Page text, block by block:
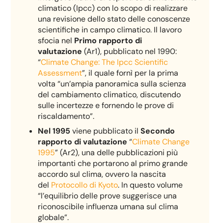
climatico (Ipcc) con lo scopo di realizzare
una revisione dello stato delle conoscenze
scientifiche in campo climatico. Il lavoro
sfocia nel Primo rapporto di
valutazione (Ar1), pubblicato nel 1990:
“Climate Change: The Ipcc Scientific
Assessment”, il quale fornì per la prima
volta “un’ampia panoramica sulla scienza
del cambiamento climatico, discutendo
sulle incertezze e fornendo le prove di
riscaldamento”.
Nel 1995 viene pubblicato ilSecondo
rapporto di valutazione “Climate Change
1995” (Ar2), una delle pubblicazioni più
importanti che portarono al primo grande
accordo sul clima, ovvero la nascita
del Protocollo di Kyoto. In questo volume
“l’equilibrio delle prove suggerisce una
riconoscibile influenza umana sul clima
globale”.